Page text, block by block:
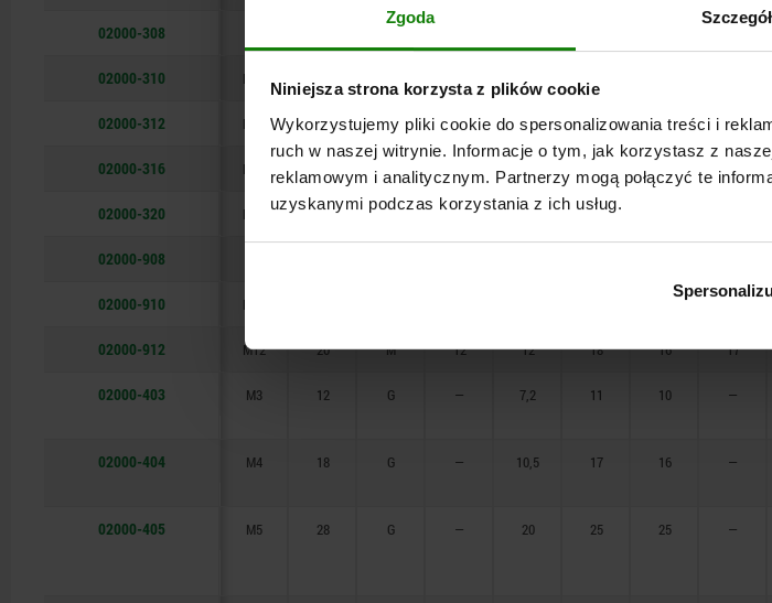
Zgoda
Niniejsza strona korzysta z plików cookie
Wykorzystujemy pliki cookie do spersonalizowania treści i
ruch w naszej witrynie. Informacje o tym, jak korzystasz z
reklamowym i analitycznym. Partnerzy mogą połączyć te
uzyskanymi podczas korzystania z ich usług.
02000-308
02000-310 M10 10,5 18
02000-312 M12 20 F 12 10,5 18 16 17
02000-316 M16 20 27
02000-320 M20 50 F 20 34,5 35
02000-908
02000-910 M10
02000-912 M12 20 M 12 12 18 16 17
02000-403 M3 12 G — 7,2 11 10 —
02000-404 M4 18 G — 10,5 17 16 —
02000-405 M5 28 G — 20 25 25 —